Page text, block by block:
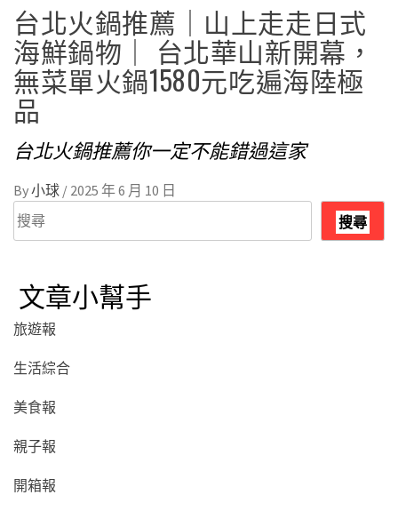
台北火鍋推薦｜山上走走日式
海鮮鍋物｜ 台北華山新開幕，
無菜單火鍋1580元吃遍海陸極
品
台北火鍋推薦你一定不能錯過這家
By小球 / 2025 年 6 月 10 日
搜
尋
搜尋
文章小幫手
旅遊報
生活綜合
美食報
親子報
開箱報